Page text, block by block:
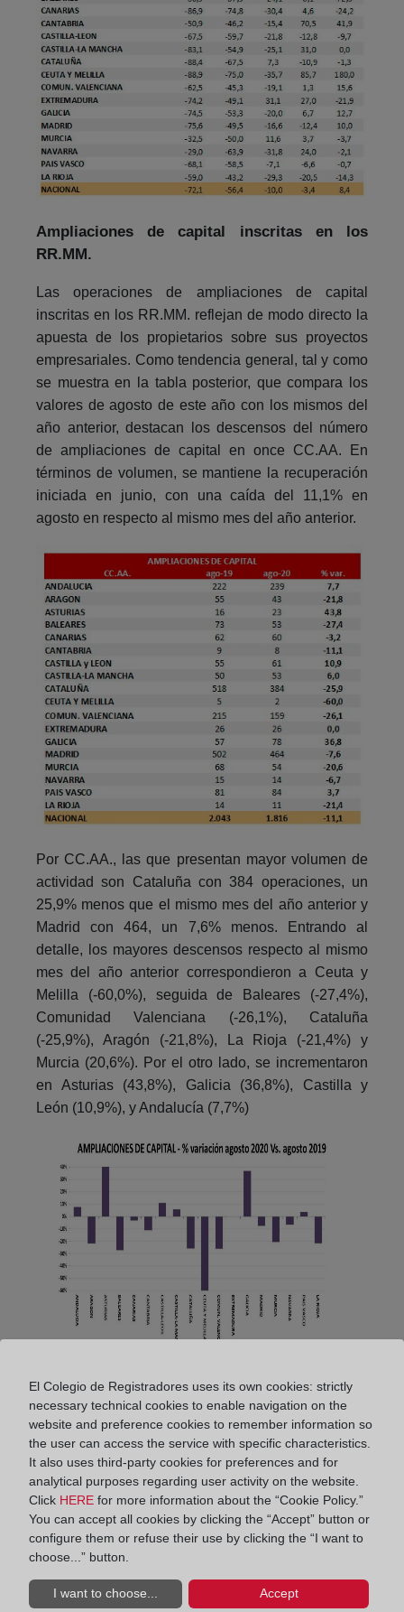
Ampliaciones de capital inscritas en los
RR.MM.
Las operaciones de ampliaciones de capital
inscritas en los RR.MM. reflejan de modo directo la
apuesta de los propietarios sobre sus proyectos
empresariales. Como tendencia general, tal y como
se muestra en la tabla posterior, que compara los
valores de agosto de este año con los mismos del
año anterior, destacan los descensos del número
de ampliaciones de capital en once CC.AA. En
términos de volumen, se mantiene la recuperación
iniciada en junio, con una caída del 11,1% en
agosto en respecto al mismo mes del año anterior.
Por CC.AA., las que presentan mayor volumen de
actividad son Cataluña con 384 operaciones, un
25,9% menos que el mismo mes del año anterior y
Madrid con 464, un 7,6% menos. Entrando al
detalle, los mayores descensos respecto al mismo
mes del año anterior correspondieron a Ceuta y
Melilla (-60,0%), seguida de Baleares (-27,4%),
Comunidad Valenciana (-26,1%), Cataluña
(-25,9%), Aragón (-21,8%), La Rioja (-21,4%) y
Murcia (20,6%). Por el otro lado, se incrementaron
en Asturias (43,8%), Galicia (36,8%), Castilla y
León (10,9%), y Andalucía (7,7%)
Si comparamos desde abril la tasa de variación de
cada mes con el mismo mes del año anterior, se
observa una clara mejoría desde junio, final de las
restricciones a la actividad, acercándose desde
dicho mes a los valores de 2019, pero con un cierto
estancamiento en los meses siguientes que no
permiten llegar a alcanzar los valores del año
pasado en los mismos meses (-10,5% en junio,
-11,6% en julio y -11,1% en agosto). Quedan lejos,
en cualquier caso, las grandes caídas anuales
El Colegio de Registradores uses its own cookies: strictly
necessary technical cookies to enable navigation on the
website and preference cookies to remember information so
the user can access the service with specific characteristics.
It also uses third-party cookies for preferences and for
analytical purposes regarding user activity on the website.
Click HERE for more information about the “Cookie Policy.”
You can accept all cookies by clicking the “Accept” button or
configure them or refuse their use by clicking the “I want to
choose...” button.
I want to choose... Accept